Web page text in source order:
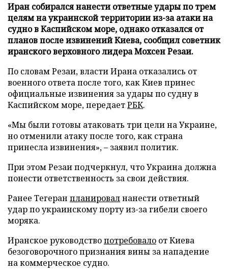
Иран собирался нанести ответные удары по трем
целям на украинской территории из-за атаки на
судно в Каспийском море, однако отказался от
планов после извинений Киева, сообщил советник
иранского верховного лидера Мохсен Резаи.
По словам Резаи, власти Ирана отказались от
военного ответа после того, как Киев принес
официальные извинения за удары по судну в
Каспийском море, передаетРБК.
«Мы были готовы атаковать три цели на Украине,
но отменили атаку после того, как страна
принесла извинения», – заявил политик.
При этом Резаи подчеркнул, что Украина должна
понести ответственность за свои действия.
Ранее Тегеран планировалнанести ответный
удар по украинскому порту из-за гибели своего
моряка.
Иранское руководствопотребовало от Киева
безоговорочного признания вины за нападение
на коммерческое судно.